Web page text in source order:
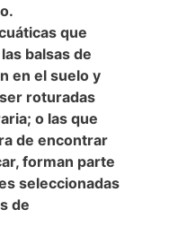
que
balsas de
en el suelo y
roturadas
o las que
de encontrar
forman parte
seleccionadas
de